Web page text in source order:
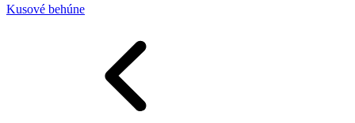
Kusové behúne